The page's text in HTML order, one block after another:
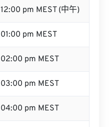
12:00 pm MEST (中午)
01:00 pm MEST
02:00 pm MEST
03:00 pm MEST
04:00 pm MEST